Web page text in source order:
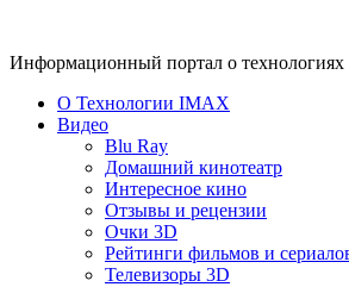
Информационный портал о
О Технологии IMAX
Видео
Blu Ray
Домашний кинотеатр
Интересное кино
Отзывы и рецензии
Очки 3D
Рейтинги фильмов и
Телевизоры 3D